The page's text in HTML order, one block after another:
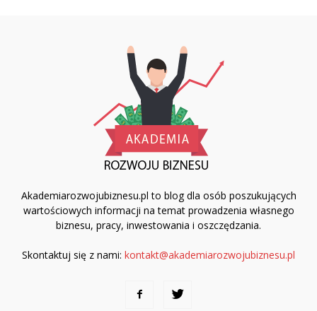
Akademiarozwojubiznesu.pl to blog dla osób poszukujących
wartościowych informacji na temat prowadzenia własnego
biznesu, pracy, inwestowania i oszczędzania.
Skontaktuj się z nami: kontakt@akademiarozwojubiznesu.pl